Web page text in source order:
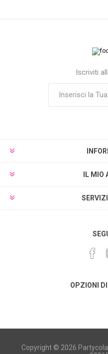
Iscriviti
IL MIO
OPZIONI
Copyright © 2026